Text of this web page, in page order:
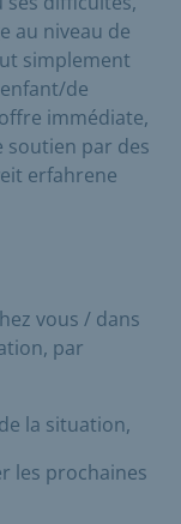
au niveau de
simplement
de
immédiate,
soutien par des
erfahrene
vous / dans
par
la situation,
les prochaines